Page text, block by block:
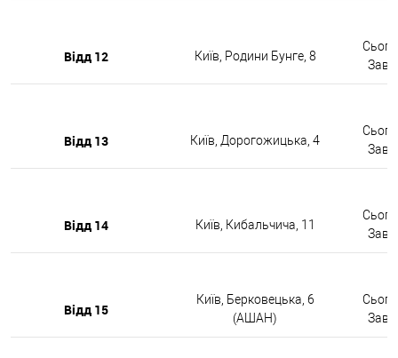
Відд 12 Київ, Родини Бунге, 8
Відд 13 Київ, Дорогожицька, 4
Відд 14 Київ, Кибальчича, 11
Відд 15
Київ, Берковецька, 6
(АШАН)